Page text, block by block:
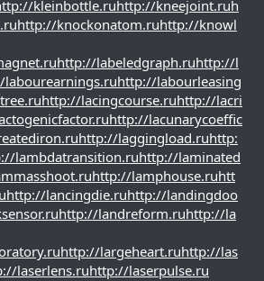
kleinbottle.ruhttp://kneejoint.ruh
http://knockonatom.ruhttp://knowl
http://labeledgraph.ruhttp://l
http://labourleasing
http://lacingcourse.ruhttp://lacri
http://lacunarycoeffic
http://laggingload.ruhttp:
lambdatransition.ruhttp://laminated
http://lamphouse.ruhtt
http://lancingdie.ruhttp://landingdoo
http://landreform.ruhttp://la
http://largeheart.ruhttp://las
laserlens.ruhttp://laserpulse.ru